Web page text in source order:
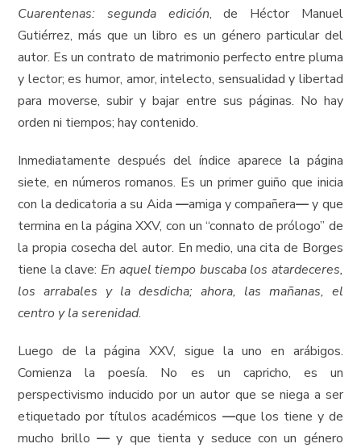
Cuarentenas: segunda edición, de Héctor Manuel
Gutiérrez, más que un libro es un género particular del
autor. Es un contrato de matrimonio perfecto entre pluma
y lector; es humor, amor, intelecto, sensualidad y libertad
para moverse, subir y bajar entre sus páginas. No hay
orden ni tiempos; hay contenido.
Inmediatamente después del índice aparece la página
siete, en números romanos. Es un primer guiño que inicia
con la dedicatoria a su Aida —amiga y compañera—y que
termina en la página XXV, con un “connato de prólogo” de
la propia cosecha del autor. En medio, una cita de Borges
tiene la clave: En aquel tiempo buscaba los atardeceres,
los arrabales y la desdicha; ahora, las mañanas, el
centro y la serenidad.
Luego de la página XXV, sigue la uno en arábigos.
Comienza la poesía. No es un capricho, es un
perspectivismo inducido por un autor que se niega a ser
etiquetado por títulos académicos —que los tiene y de
mucho brillo—y que tienta y seduce con un género